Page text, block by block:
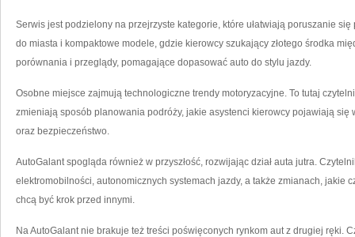
Serwis jest podzielony na przejrzyste kategorie, które ułatwiają poruszanie
do miasta i kompaktowe modele, gdzie kierowcy szukający złotego środka
porównania i przeglądy, pomagające dopasować auto do stylu jazdy.
Osobne miejsce zajmują technologiczne trendy motoryzacyjne. To tutaj
zmieniają sposób planowania podróży, jakie asystenci kierowcy pojawiają się
oraz bezpieczeństwo.
AutoGalant spogląda również w przyszłość, rozwijając dział auta jutra.
elektromobilności, autonomicznych systemach jazdy, a także zmianach, jakie
chcą być krok przed innymi.
Na AutoGalant nie brakuje też treści poświęconych rynkom aut z drugiej ręki.